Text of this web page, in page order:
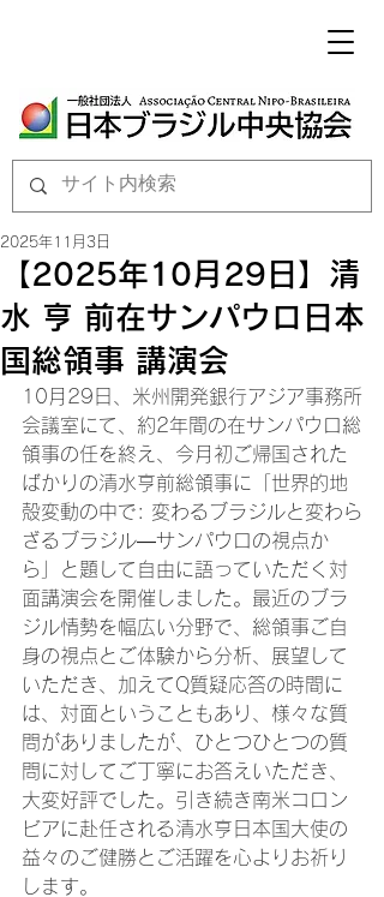
【2025年10月29日】清
水 亨 前在サンパウロ日本
国総領事 講演会
2025年11月3日
10月29日、米州開発銀行アジア事務所
会議室にて、約2年間の在サンパウロ総
領事の任を終え、今月初ご帰国された
ばかりの清水亨前総領事に「世界的地
殻変動の中で: 変わるブラジルと変わら
ざるブラジル―サンパウロの視点か
ら」と題して自由に語っていただく対
面講演会を開催しました。最近のブラ
ジル情勢を幅広い分野で、総領事ご自
身の視点とご体験から分析、展望して
いただき、加えてQ質疑応答の時間に
は、対面ということもあり、様々な質
問がありましたが、ひとつひとつの質
問に対してご丁寧にお答えいただき、
大変好評でした。引き続き南米コロン
ビアに赴任される清水亨日本国大使の
益々のご健勝とご活躍を心よりお祈り
します。